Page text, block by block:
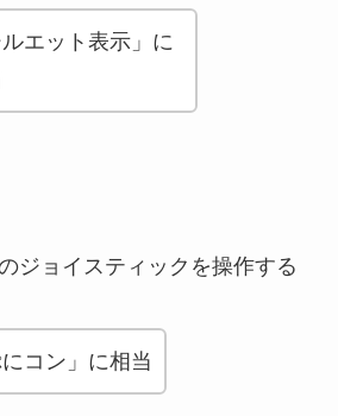
ルエット表示」に
ジョイスティックを操作する
にコン」に相当